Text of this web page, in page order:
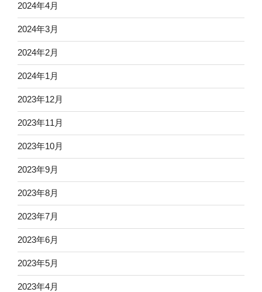
2024年4月
2024年3月
2024年2月
2024年1月
2023年12月
2023年11月
2023年10月
2023年9月
2023年8月
2023年7月
2023年6月
2023年5月
2023年4月